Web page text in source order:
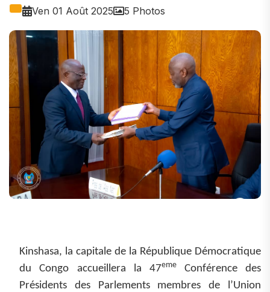
Ven 01 Août 2025 5 Photos
Kinshasa, la capitale de la République Démocratique
du Congo accueillera la 47eme Conférence des
Présidents des Parlements membres de l’Union